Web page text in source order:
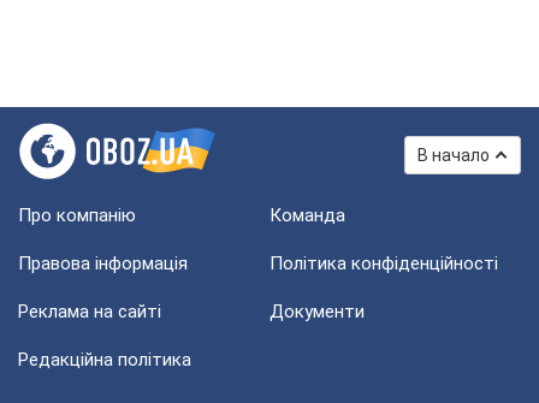
В начало
Про компанію Команда
Правова інформація Політика конфіденційності
Реклама на сайті Документи
Редакційна політика